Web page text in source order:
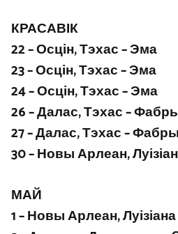
КРАСАВІК
22 – Осцін, Тэхас – Эма
23 – Осцін, Тэхас – Эма
24 – Осцін, Тэхас – Эма
26 – Далас, Тэхас –
27 – Далас, Тэхас –
30 – Новы Арлеан,
МАЙ
1 – Новы Арлеан,